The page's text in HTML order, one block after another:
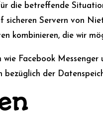
die betreffende
sicheren Servern von
kombinieren, die wir
Facebook
bezüglich der